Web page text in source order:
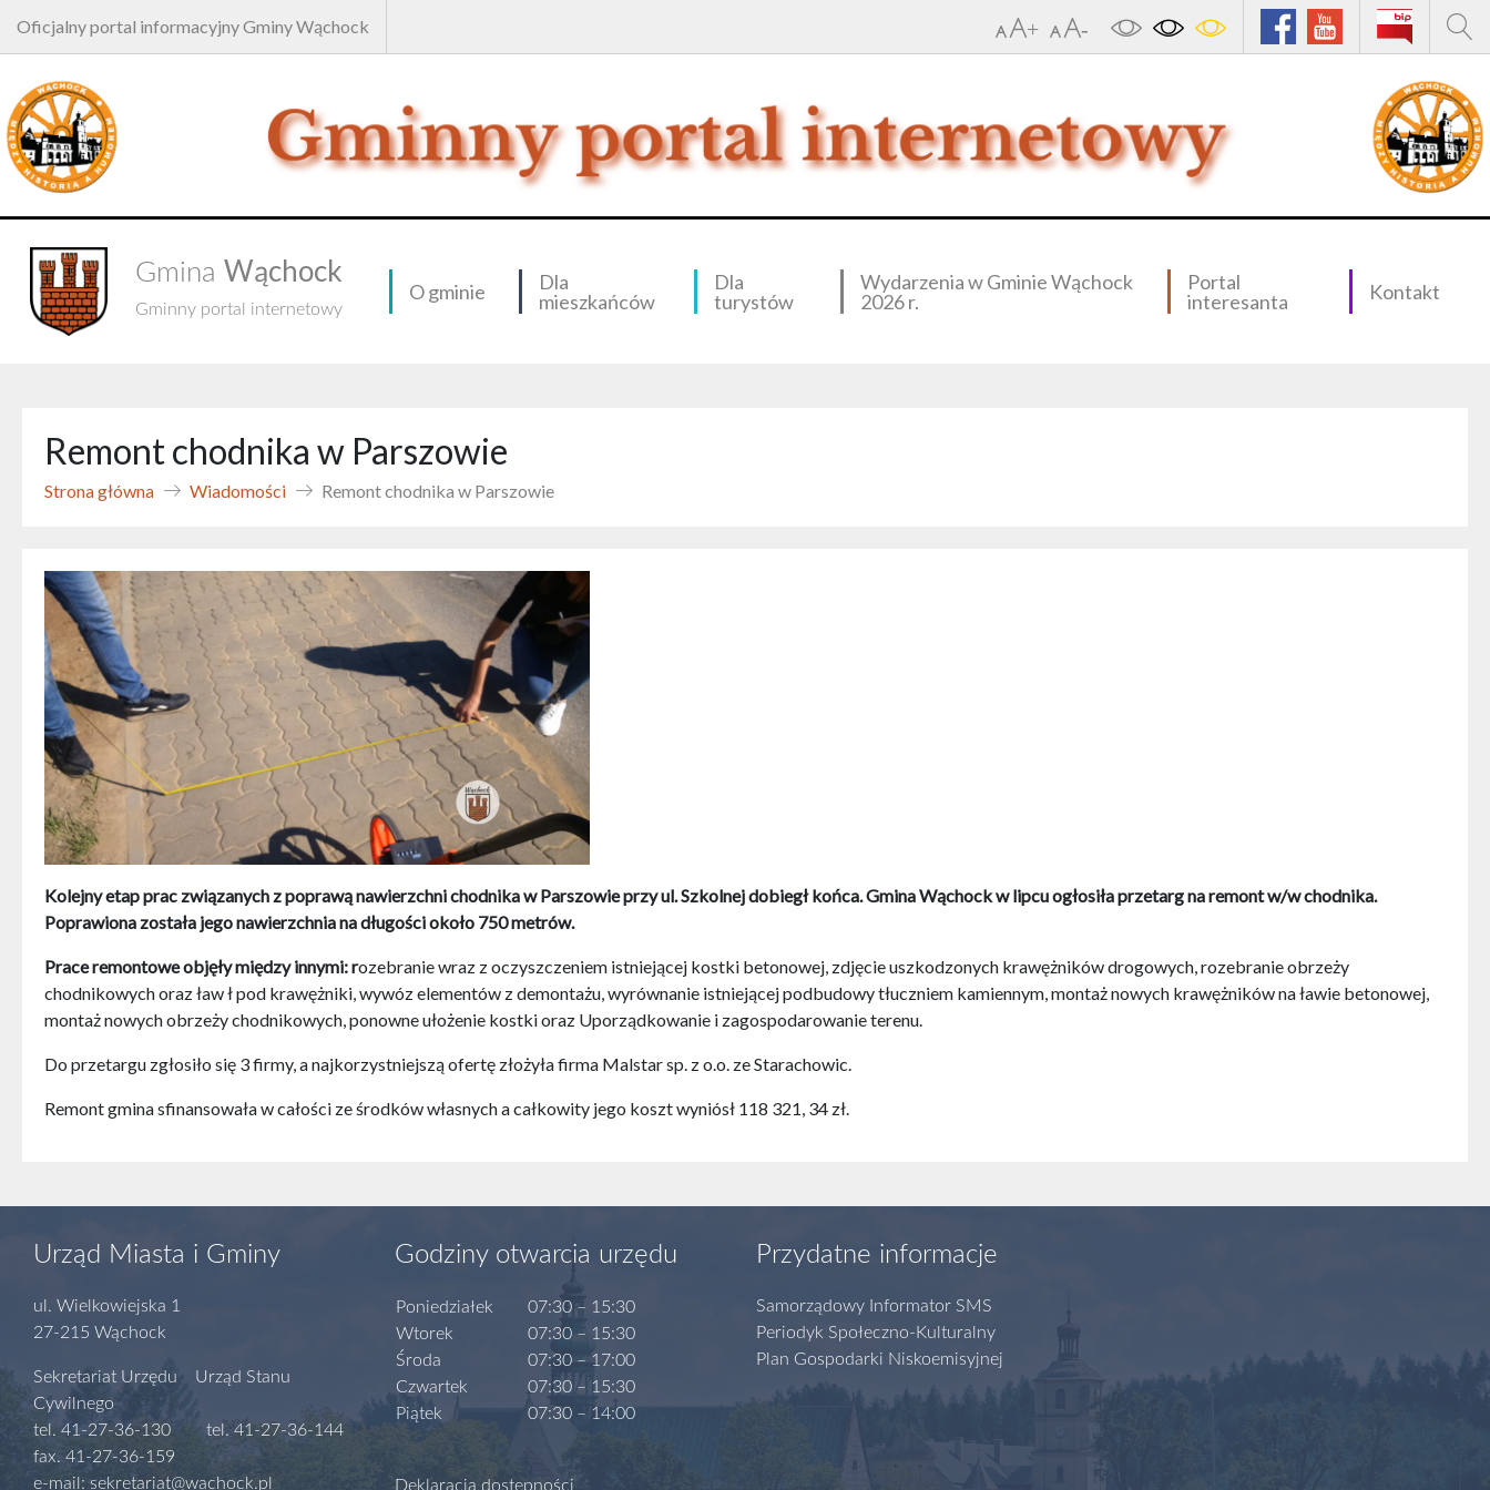
Oficjalny portal informacyjny Gminy Wąchock
Gmina Wąchock
Gminny portal internetowy
O gminie
Dla
mieszkańców
Dla
turystów
Wydarzenia w Gminie Wąchock
2026 r.
Portal
interesanta
Kontakt
Remont chodnika w Parszowie
Strona główna Wiadomości Remont chodnika w Parszowie
Kolejny etap prac związanych z poprawą nawierzchni chodnika w Parszowie przy ul. Szkolnej dobiegł końca. Gmina Wąchock w lipcu ogłosiła przetarg na remont w/w chodnika.
Poprawiona została jego nawierzchnia na długości około 750 metrów.
Prace remontowe objęły między innymi: rozebranie wraz z oczyszczeniem istniejącej kostki betonowej, zdjęcie uszkodzonych krawężników drogowych, rozebranie obrzeży
chodnikowych oraz ław ł pod krawężniki, wywóz elementów z demontażu, wyrównanie istniejącej podbudowy tłuczniem kamiennym, montaż nowych krawężników na ławie betonowej,
montaż nowych obrzeży chodnikowych, ponowne ułożenie kostki oraz Uporządkowanie i zagospodarowanie terenu.
Do przetargu zgłosiło się 3 firmy, a najkorzystniejszą ofertę złożyła firma Malstar sp. z o.o. ze Starachowic.
Remont gmina sfinansowała w całości ze środków własnych a całkowity jego koszt wyniósł 118 321, 34 zł.
Urząd Miasta i Gminy
ul. Wielkowiejska 1
27-215 Wąchock
Sekretariat Urzędu Urząd Stanu
Cywilnego
tel. 41-27-36-130 tel. 41-27-36-144
fax. 41-27-36-159
e-mail: sekretariat@wachock.pl
Godziny otwarcia urzędu
Poniedziałek
Wtorek
Środa
Czwartek
Piątek
07:30 – 15:30
07:30 – 15:30
07:30 – 17:00
07:30 – 15:30
07:30 – 14:00
Deklaracja dostępności
Przydatne informacje
Samorządowy Informator SMS
Periodyk Społeczno-Kulturalny
Plan Gospodarki Niskoemisyjnej